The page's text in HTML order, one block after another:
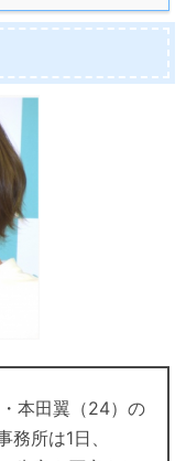
本田翼（24）の
所は1日、